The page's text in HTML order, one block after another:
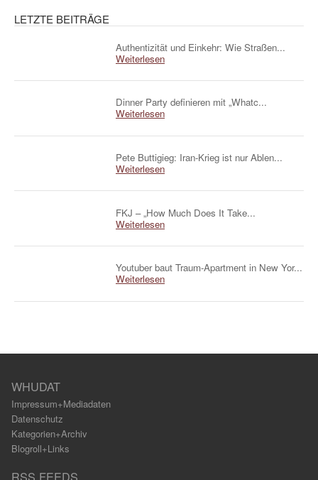
LETZTE BEITRÄGE
Authentizität und Einkehr: Wie Straßen...
Weiterlesen
Dinner Party definieren mit „Whatc...
Weiterlesen
Pete Buttigieg: Iran-Krieg ist nur Ablen...
Weiterlesen
FKJ – „How Much Does It Take...
Weiterlesen
Youtuber baut Traum-Apartment in New Yor...
Weiterlesen
WHUDAT
Impressum+Mediadaten
Datenschutz
Kategorien+Archiv
Blogroll+Links
RSS FEEDS